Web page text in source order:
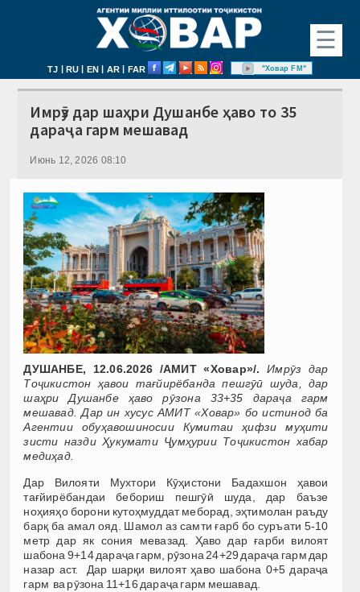
☰
TJ | RU | EN | AR | FAR "Ховар FM"
Имрӯз дар шаҳри Душанбе ҳаво то 35
дараҷа гарм мешавад
Июнь 12, 2026 08:10
ДУШАНБЕ, 12.06.2026 /АМИТ «Ховар»/.
Имрӯз дар
Тоҷикистон ҳавои тағйирёбанда пешгӯӣ шуда, дар
шаҳри Душанбе ҳаво рӯзона 33+35 дараҷа гарм
мешавад. Дар ин хусус АМИТ «Ховар» бо истинод ба
Агентии обуҳавошиносии Кумитаи ҳифзи муҳити
зисти назди Ҳукумати Ҷумҳурии Тоҷикистон хабар
медиҳад.
Дар Вилояти Мухтори Кӯҳистони Бадахшон ҳавои
тағйирёбандаи бебориш пешгӯӣ шуда, дар баъзе
ноҳияҳо борони кутоҳмуддат меборад, эҳтимолан раъду
барқ ба амал ояд. Шамол аз самти ғарб бо суръати 5-10
метр дар як сония мевазад. Ҳаво дар ғарби вилоят
шабона 9+14 дараҷа гарм, рӯзона 24+29 дараҷа гарм дар
назар аст. Дар шарқи вилоят ҳаво шабона 0+5 дараҷа
гарм ва рӯзона 11+16 дараҷа гарм мешавад.